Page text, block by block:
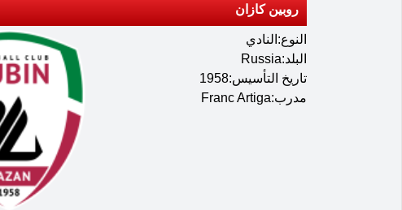
روبين كازان
النوع:النادي
البلد:Russia
تاريخ التأسيس:1958
مدرب:Franc Artiga